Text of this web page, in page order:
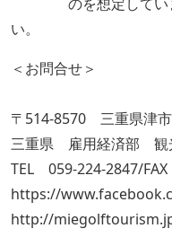
い。
＜お問合せ＞
鈴木
〒514-8570 三重県津
三重県 雇用経済部 観
TEL 059-224-2847/
https://
http://